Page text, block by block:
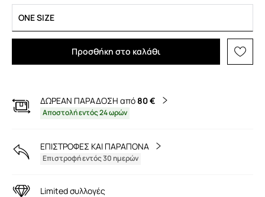
ONE SIZE
Προσθήκη στο καλάθι
ΔΩΡΕΑΝ ΠΑΡΑΔΟΣΗ από80 €
Αποστολή εντός 24 ωρών
ΕΠΙΣΤΡΟΦΕΣ ΚΑΙ ΠΑΡΑΠΟΝΑ
Επιστροφή εντός 30 ημερών
Limited συλλογές